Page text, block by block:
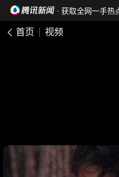
· 获取全网一手热
首页 视频